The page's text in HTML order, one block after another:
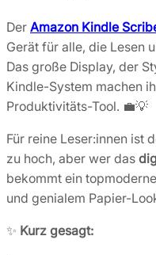
Der Amazon Kindle
Gerät für alle, die Lesen
Das große Display, der
Kindle-System machen
Produktivitäts-Tool. 💼💡
Für reine Leser:innen ist
zu hoch, aber wer das
bekommt ein
und genialem Papier-
✨ Kurz gesagt: